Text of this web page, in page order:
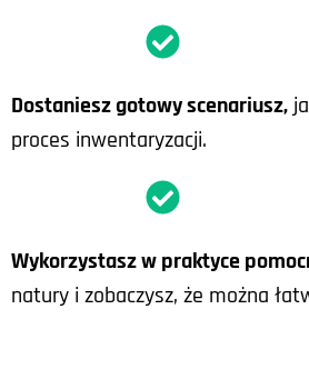
Dostaniesz gotowy scenariusz,
proces inwentaryzacji.
Wykorzystasz w praktyce
natury i zobaczysz, że można